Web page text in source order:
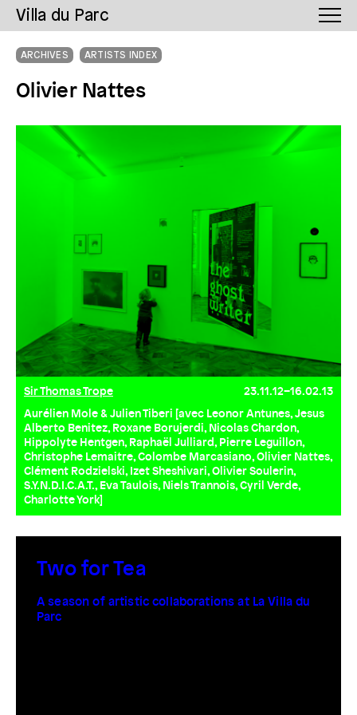
Villa du Parc
ARCHIVES ARTISTS INDEX
Olivier Nattes
Sir Thomas Trope
23.11.12–16.02.13
Aurélien Mole & Julien Tiberi [avec Leonor Antunes, Jesus
Alberto Benitez, Roxane Borujerdi, Nicolas Chardon,
Hippolyte Hentgen, Raphaël Julliard, Pierre Leguillon,
Christophe Lemaitre, Colombe Marcasiano, Olivier Nattes,
Clément Rodzielski, Izet Sheshivari, Olivier Soulerin,
S.Y.N.D.I.C.A.T., Eva Taulois, Niels Trannois, Cyril Verde,
Charlotte York]
Two for Tea
A season of artistic collaborations at La Villa du
Parc